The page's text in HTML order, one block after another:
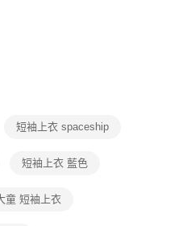
知簡訊。
此簡訊中的連結，可透過四大超商／
，方視為交易完成。
」之結帳頁面顯示為準，若有關於
相關疑問，請聯繫「AFTEE先享後付
support/home
之「AFTEE先享後付」服務完成之交
)免運費
短袖上衣 spaceship
短袖上衣 藍色
童 短袖上衣